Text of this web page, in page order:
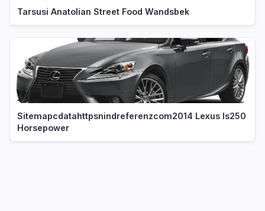
Tarsusi Anatolian Street Food Wandsbek
Sitemapcdatahttpsnindreferenzcom2014 Lexus Is250
Horsepower